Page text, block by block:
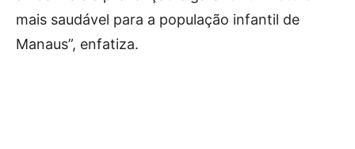
mais saudável para a população infantil de
Manaus”, enfatiza.